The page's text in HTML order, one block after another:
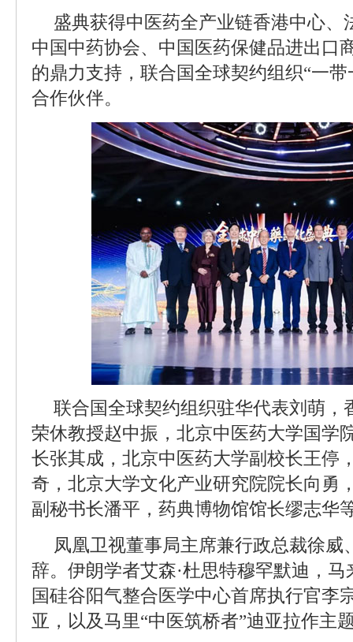
盛典获得中医药全产业链香港中心、
中国中药协会、中国医药保健品进出口
的鼎力支持，联合国全球契约组织“一
合作伙伴。
联合国全球契约组织驻华代表刘萌，
荣休教授赵中振，北京中医药大学国学
长张其成，北京中医药大学副校长王停
奇，北京大学文化产业研究院院长向勇
副秘书长潘平，药典博物馆馆长缪志华
凤凰卫视董事局主席兼行政总裁徐威
辞。伊朗学者艾森·杜思特穆罕默迪，
国硅谷阳气整合医学中心首席执行官李
亚，以及马里“中医筑桥者”迪亚拉作主